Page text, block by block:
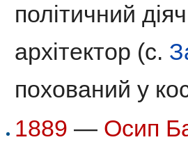
політичний
архітектор (с.
похований у
1889 — Осип